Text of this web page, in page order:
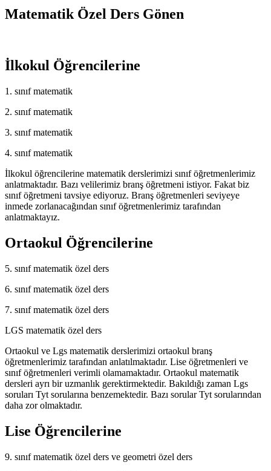
Matematik Özel Ders Gönen
İlkokul Öğrencilerine
1. sınıf matematik
2. sınıf matematik
3. sınıf matematik
4. sınıf matematik
İlkokul öğrencilerine matematik derslerimizi sınıf öğretmenlerimiz
anlatmaktadır. Bazı velilerimiz branş öğretmeni istiyor. Fakat biz
sınıf öğretmeni tavsiye ediyoruz. Branş öğretmenleri seviyeye
inmede zorlanacağından sınıf öğretmenlerimiz tarafından
anlatmaktayız.
Ortaokul Öğrencilerine
5. sınıf matematik özel ders
6. sınıf matematik özel ders
7. sınıf matematik özel ders
LGS matematik özel ders
Ortaokul ve Lgs matematik derslerimizi ortaokul branş
öğretmenlerimiz tarafından anlatılmaktadır. Lise öğretmenleri ve
sınıf öğretmenleri verimli olamamaktadır. Ortaokul matematik
dersleri ayrı bir uzmanlık gerektirmektedir. Bakıldığı zaman Lgs
soruları Tyt sorularına benzemektedir. Bazı sorular Tyt sorularından
daha zor olmaktadır.
Lise Öğrencilerine
9. sınıf matematik özel ders ve geometri özel ders